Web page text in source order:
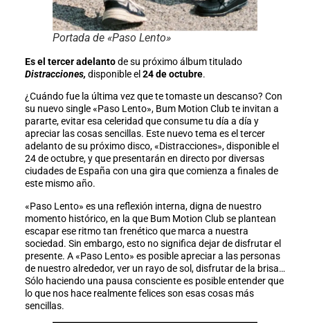
Portada de «Paso Lento»
Es el tercer adelantode su próximo álbum titulado
Distracciones, disponible el 24 de octubre.
¿Cuándo fue la última vez que te tomaste un descanso? Con
su nuevo single «Paso Lento», Bum Motion Club te invitan a
pararte, evitar esa celeridad que consume tu día a día y
apreciar las cosas sencillas. Este nuevo tema es el tercer
adelanto de su próximo disco, «Distracciones», disponible el
24 de octubre, y que presentarán en directo por diversas
ciudades de España con una gira que comienza a finales de
este mismo año.
«Paso Lento» es una reflexión interna, digna de nuestro
momento histórico, en la que Bum Motion Club se plantean
escapar ese ritmo tan frenético que marca a nuestra
sociedad. Sin embargo, esto no significa dejar de disfrutar el
presente. A «Paso Lento» es posible apreciar a las personas
de nuestro alrededor, ver un rayo de sol, disfrutar de la brisa…
Sólo haciendo una pausa consciente es posible entender que
lo que nos hace realmente felices son esas cosas más
sencillas.